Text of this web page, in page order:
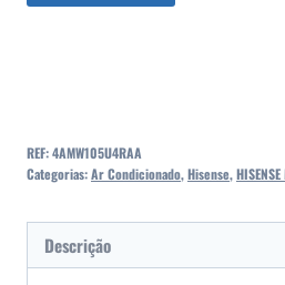
REF:4AMW105U4RAA
Categorias:Ar Condicionado,Hisense,
Descrição